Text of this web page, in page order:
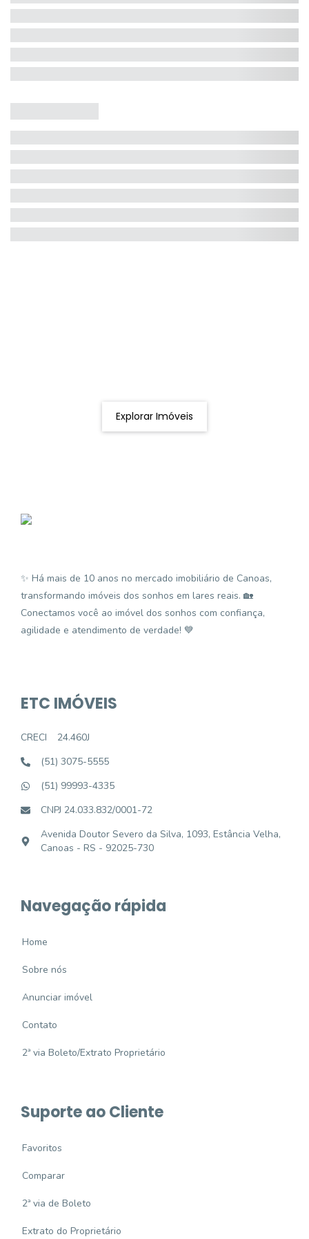
Explorar Imóveis
✨ Há mais de 10 anos no mercado imobiliário de Canoas,
transformando imóveis dos sonhos em lares reais. 🏡
Conectamos você ao imóvel dos sonhos com confiança,
agilidade e atendimento de verdade! 💙
ETC IMÓVEIS
CRECI
24.460J
(51) 3075-5555
(51) 99993-4335
CNPJ 24.033.832/0001-72
Avenida Doutor Severo da Silva, 1093, Estância Velha,
Canoas - RS - 92025-730
Navegação rápida
Home
Sobre nós
Anunciar imóvel
Contato
2ª via Boleto/Extrato Proprietário
Suporte ao Cliente
Favoritos
Comparar
2ª via de Boleto
Extrato do Proprietário